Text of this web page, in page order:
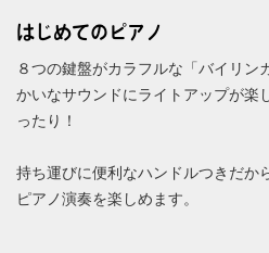
はじめてのピアノ
８つの鍵盤がカラフルな「バイリン
かいなサウンドにライトアップが楽
ったり！
持ち運びに便利なハンドルつきだか
ピアノ演奏を楽しめます。